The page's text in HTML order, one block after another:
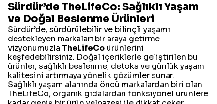
Sürdür’de TheLifeCo: Sağlıklı Yaşam
ve Doğal Beslenme Ürünleri
Sürdür’de, sürdürülebilir ve bilinçli yaşamı
destekleyen markaları bir araya getirme
vizyonumuzla TheLifeCo ürünlerini
keşfedebilirsiniz. Doğal içeriklerle geliştirilen bu
ürünler, sağlıklı beslenme, detoks ve günlük yaşam
kalitesini artırmaya yönelik çözümler sunar.
Sağlıklı yaşam alanında öncü markalardan biri olan
TheLifeCo, organik gıdalardan fonksiyonel ürünlere